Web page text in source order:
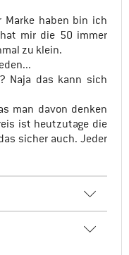
Marke haben bin ich
mir die 50 immer
zu klein.
Naja das kann sich
man davon denken
ist heutzutage die
sicher auch. Jeder